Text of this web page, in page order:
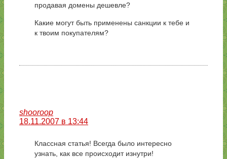
продавая домены дешевле?
Какие могут быть применены санкции к тебе и
к твоим покупателям?
shooroop
18.11.2007 в 13:44
Классная статья! Всегда было интересно
узнать, как все происходит изнутри!